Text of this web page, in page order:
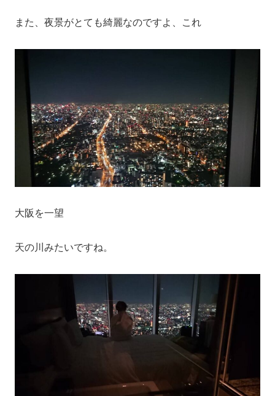
また、夜景がとても綺麗なのですよ、これ
大阪を一望
天の川みたいですね。